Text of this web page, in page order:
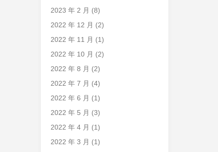
2023 年 2 月 (8)
2022 年 12 月 (2)
2022 年 11 月 (1)
2022 年 10 月 (2)
2022 年 8 月 (2)
2022 年 7 月 (4)
2022 年 6 月 (1)
2022 年 5 月 (3)
2022 年 4 月 (1)
2022 年 3 月 (1)